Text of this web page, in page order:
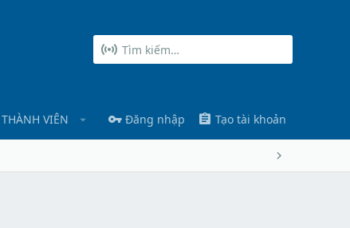
THÀNH VIÊN Đăng nhập Tạo tài khoản